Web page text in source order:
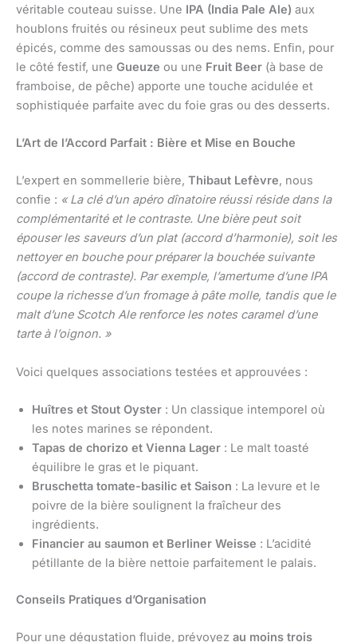
véritable couteau suisse. Une IPA (India Pale Ale) aux
houblons fruités ou résineux peut sublime des mets
épicés, comme des samoussas ou des nems. Enfin, pour
le côté festif, une Gueuze ou une Fruit Beer (à base de
framboise, de pêche) apporte une touche acidulée et
sophistiquée parfaite avec du foie gras ou des desserts.
L’Art de l’Accord Parfait : Bière et Mise en Bouche
L’expert en sommellerie bière, Thibaut Lefèvre, nous
confie : « La clé d’un apéro dînatoire réussi réside dans la
complémentarité et le contraste. Une bière peut soit
épouser les saveurs d’un plat (accord d’harmonie), soit les
nettoyer en bouche pour préparer la bouchée suivante
(accord de contraste). Par exemple, l’amertume d’une IPA
coupe la richesse d’un fromage à pâte molle, tandis que le
malt d’une Scotch Ale renforce les notes caramel d’une
tarte à l’oignon. »
Voici quelques associations testées et approuvées :
Huîtres et Stout Oyster : Un classique intemporel où
les notes marines se répondent.
Tapas de chorizo et Vienna Lager : Le malt toasté
équilibre le gras et le piquant.
Bruschetta tomate-basilic et Saison : La levure et le
poivre de la bière soulignent la fraîcheur des
ingrédients.
Financier au saumon et Berliner Weisse : L’acidité
pétillante de la bière nettoie parfaitement le palais.
Conseils Pratiques d’Organisation
Pour une dégustation fluide, prévoyez au moins trois